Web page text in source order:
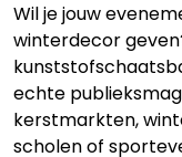
Wil je jouw
winterdecor
echte
kerstmarkten,
scholen of